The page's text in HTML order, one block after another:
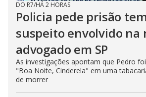
DO R7/HÁ 2 HORAS
Policia pede prisão
suspeito envolvido na
advogado em SP
As investigações apontam que Pedro
"Boa Noite, Cinderela" em uma
de morrer